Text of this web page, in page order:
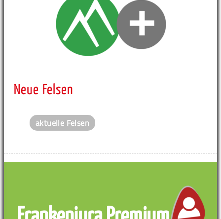
Neue Felsen
aktuelle Felsen